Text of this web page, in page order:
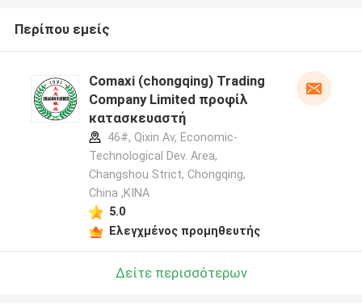
Περίπου εμείς
Comaxi (chongqing) Trading
Company Limited προφίλ
κατασκευαστή
46#, Qixin Av, Economic-
Technological Dev. Area,
Changshou Strict, Chongqing,
China ,ΚΙΝΑ
5.0
Ελεγχμένος προμηθευτής
Δείτε περισσότερων